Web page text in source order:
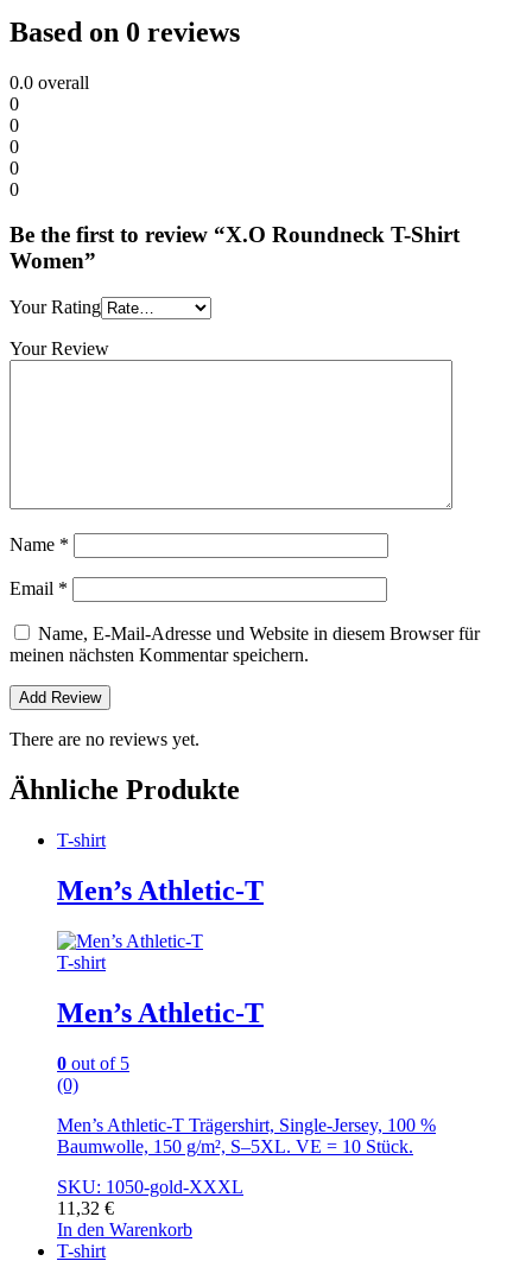
Based on 0 reviews
0.0 overall
0
0
0
0
0
Be the first to review “X.O Roundneck T-Shirt
Women”
Your Rating
Your Review
Name *
Email *
Name, E-Mail-Adresse und Website in diesem Browser für
meinen nächsten Kommentar speichern.
There are no reviews yet.
Ähnliche Produkte
T-shirt
Men’s Athletic-T
T-shirt
Men’s Athletic-T
0 out of 5
(0)
Men’s Athletic-T Trägershirt, Single-Jersey, 100 %
Baumwolle, 150 g/m², S–5XL. VE = 10 Stück.
SKU: 1050-gold-XXXL
11,32 €
In den Warenkorb
T-shirt